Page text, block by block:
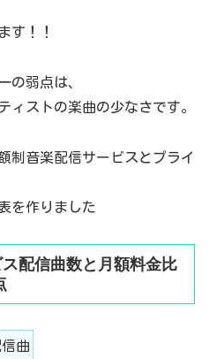
す！！
の弱点は、
ィストの楽曲の少なさです。
制音楽配信サービスとプライ
を作りました
配信曲数と月額料金比
曲